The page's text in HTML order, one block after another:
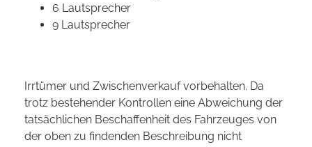
6 Lautsprecher
9 Lautsprecher
Irrtümer und Zwischenverkauf vorbehalten. Da
trotz bestehender Kontrollen eine Abweichung der
tatsächlichen Beschaffenheit des Fahrzeuges von
der oben zu findenden Beschreibung nicht